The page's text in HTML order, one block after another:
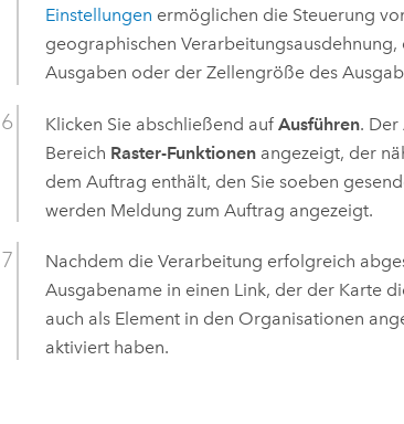
Einstellungen ermöglichen die Steuerung
geographischen
Ausgaben oder der Zellengröße des
Klicken Sie abschließend aufAusführen. Der
Bereich Raster-Funktionen angezeigt, der
dem Auftrag enthält, den Sie soeben
werden Meldung zum Auftrag angezeigt.
Nachdem die Verarbeitung erfolgreich
Ausgabename in einen Link, der der Karte
auch als Element in den Organisationen
aktiviert haben.